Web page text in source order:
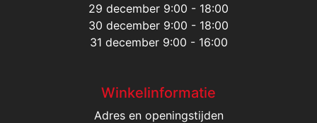
29 december 9:00 - 18:00
30 december 9:00 - 18:00
31 december 9:00 - 16:00
Winkelinformatie
Adres en openingstijden